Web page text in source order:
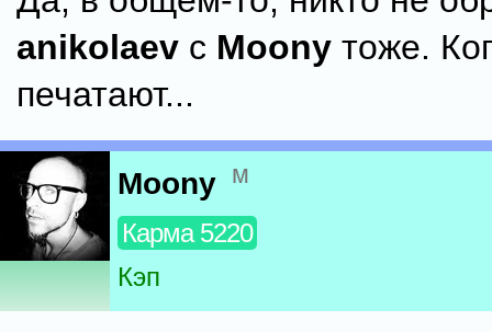
anikolaev с Moony тоже.
печатают...
Moony м
Карма 5220
Кэп